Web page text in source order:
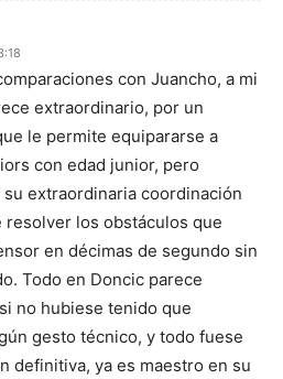
con Juancho, a mi
extraordinario, por un
le permite equipararse a
con edad junior, pero
extraordinaria coordinación
resolver los obstáculos que
en décimas de segundo sin
Todo en Doncic parece
no hubiese tenido que
gesto técnico, y todo fuese
definitiva, ya es maestro en su